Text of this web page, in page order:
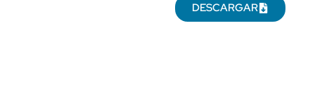
DESCARGAR